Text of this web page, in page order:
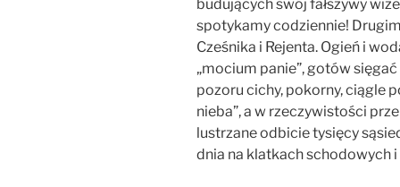
budujących swój fałszywy
spotykamy codziennie!
Cześnika i Rejenta. Ogień i
„mocium panie”, gotów
pozoru cichy, pokorny, ciągle
nieba”, a w rzeczywistości
lustrzane odbicie tysięcy
dnia na klatkach schodowych